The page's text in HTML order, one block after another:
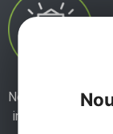
Ne manquez pas
inspirer pour